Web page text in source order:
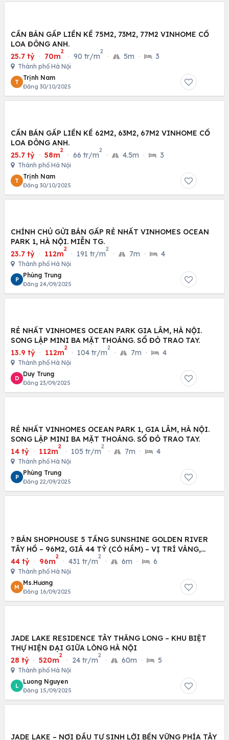
CẦN BÁN GẤP LIỀN KỀ 75M2, 73M2, 77M2 VINHOME CỔ
LOA ĐÔNG ANH.
25.7 tỷ · 70m
2
· 90 tr/m
2
· 5m · 3
Thành phố Hà Nội
T
Trịnh Nam
Đăng 30/10/2025
CẦN BÁN GẤP LIỀN KỀ 62M2, 63M2, 67M2 VINHOME CỔ
LOA ĐÔNG ANH.
25.7 tỷ · 58m
2
· 66 tr/m
2
· 4.5m · 3
Thành phố Hà Nội
T
Trịnh Nam
Đăng 30/10/2025
CHÍNH CHỦ GỬI BÁN GẤP RẺ NHẤT VINHOMES OCEAN
PARK 1, HÀ NỘI. MIỄN TG.
23.7 tỷ · 112m
2
· 191 tr/m
2
· 7m · 4
Thành phố Hà Nội
P
Phùng Trung
Đăng 24/09/2025
RẺ NHẤT VINHOMES OCEAN PARK GIA LÂM, HÀ NỘI.
SONG LẬP MINI BA MẶT THOÁNG. SỔ ĐỎ TRAO TAY.
13.9 tỷ · 112m
2
· 104 tr/m
2
· 7m · 4
Thành phố Hà Nội
D
Duy Trung
Đăng 23/09/2025
RẺ NHẤT VINHOMES OCEAN PARK 1, GIA LÂM, HÀ NỘI.
SONG LẬP MINI BA MẶT THOÁNG. SỔ ĐỎ TRAO TAY.
14 tỷ · 112m
2
· 105 tr/m
2
· 7m · 4
Thành phố Hà Nội
P
Phùng Trung
Đăng 22/09/2025
? BÁN SHOPHOUSE 5 TẦNG SUNSHINE GOLDEN RIVER
TÂY HỒ – 96M2, GIÁ 44 TỶ (CÓ HẦM) – VỊ TRÍ VÀNG,
KINH
44 tỷ · 96m
2
· 431 tr/m
2
· 6m · 6
Thành phố Hà Nội
M
Ms.Hương
Đăng 16/09/2025
JADE LAKE RESIDENCE TÂY THĂNG LONG – KHU BIỆT
THỰ HIỆN ĐẠI GIỮA LÒNG HÀ NỘI
28 tỷ · 520m
2
· 24 tr/m
2
· 60m · 5
Thành phố Hà Nội
L
Luong Nguyen
Đăng 15/09/2025
JADE LAKE – NƠI ĐẦU TƯ SINH LỜI BỀN VỮNG PHÍA TÂY